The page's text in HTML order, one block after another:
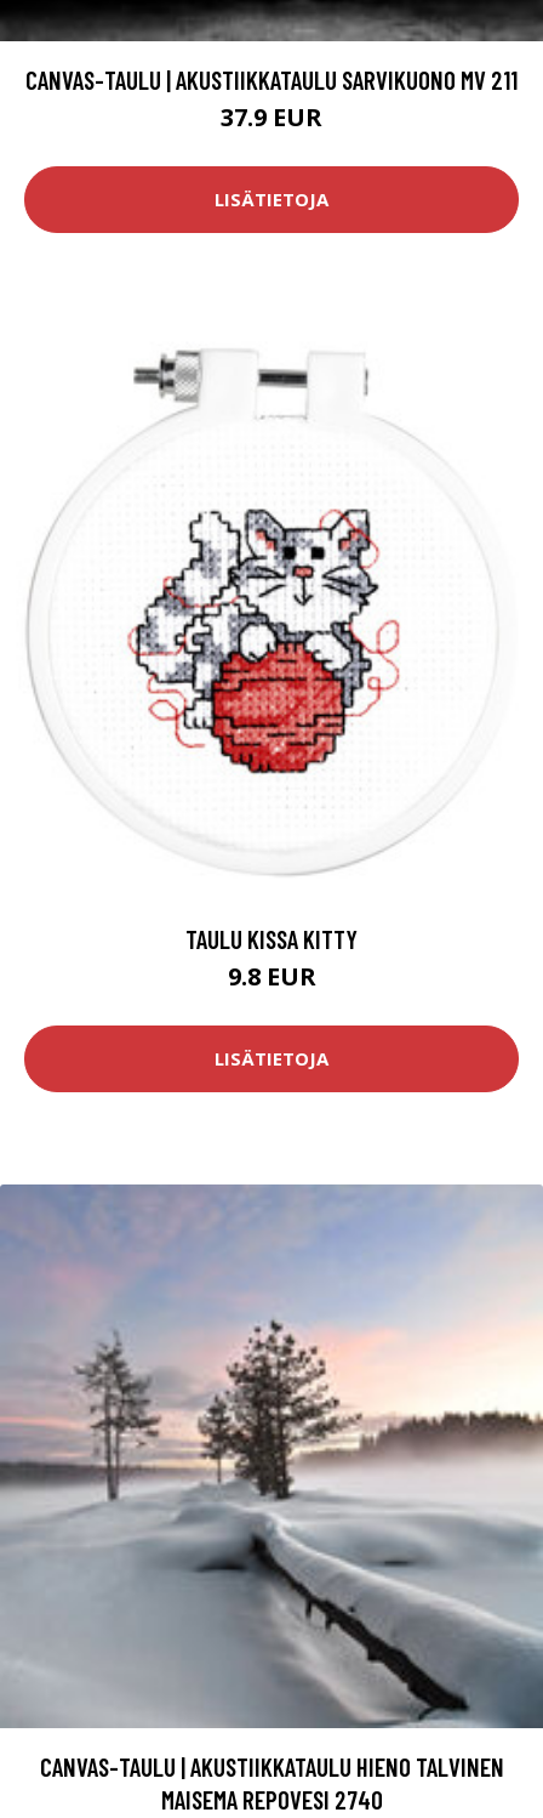
CANVAS-TAULU | AKUSTIIKKATAULU SARVIKUONO MV 211
37.9 EUR
LISÄTIETOJA
TAULU KISSA KITTY
9.8 EUR
LISÄTIETOJA
CANVAS-TAULU | AKUSTIIKKATAULU HIENO TALVINEN
MAISEMA REPOVESI 2740